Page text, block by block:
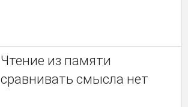
Чтение из памяти
сравнивать смысла нет